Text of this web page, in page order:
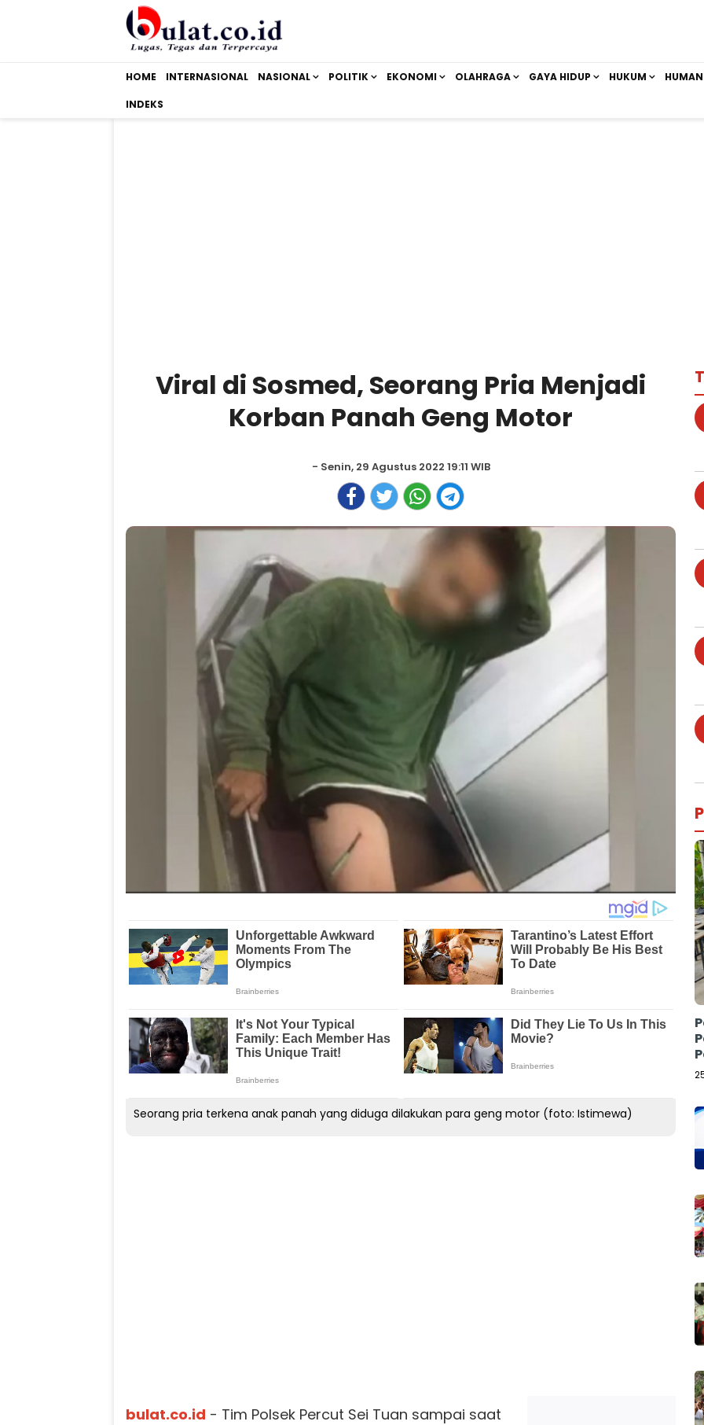
HOME INTERNASIONAL NASIONAL POLITIK EKONOMI OLAHRAGA GAYA HIDUP HUKUM
INDEKS
Viral di Sosmed, Seorang Pria Menjadi
Korban Panah Geng Motor
- Senin, 29 Agustus 2022 19:11 WIB
Seorang pria terkena anak panah yang diduga dilakukan para geng motor (foto: Istimewa)
bulat.co.id - Tim Polsek Percut Sei Tuan sampai saat